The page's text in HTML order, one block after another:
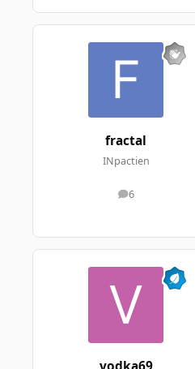
fractal
INpactien
6
messages